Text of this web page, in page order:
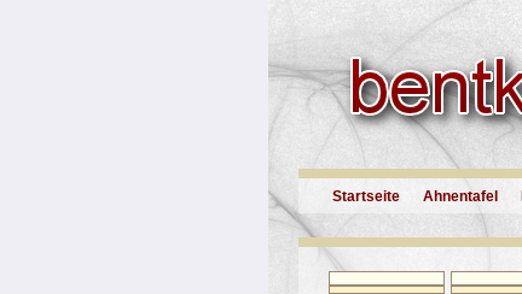
Startseite Ahnentafel